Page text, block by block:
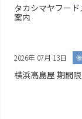
タカシマヤフー
案内
2026年 07月 13日
横浜高島屋 期間